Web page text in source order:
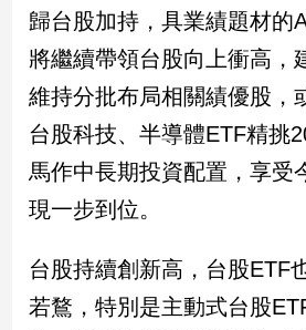
寵
物
Pet
影
音
專
區
合
歸台股加持，具業績題材的
將繼續帶領台股向上衝高，
維持分批布局相關績優股，
台股科技、半導體ETF精挑
馬作中長期投資配置，享受
現一步到位。
台股持續創新高，台股ETF
若鶩，特別是主動式台股